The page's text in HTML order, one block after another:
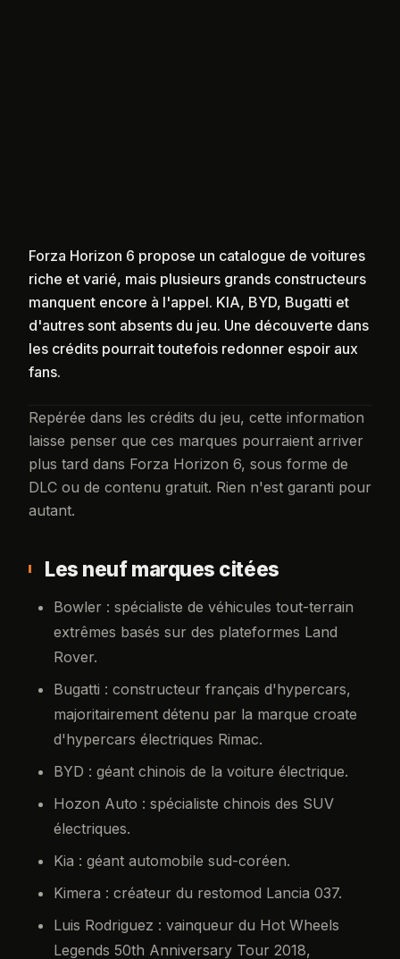
Forza Horizon 6 propose un catalogue de voitures
riche et varié, mais plusieurs grands constructeurs
manquent encore à l'appel. KIA, BYD, Bugatti et
d'autres sont absents du jeu. Une découverte dans
les crédits pourrait toutefois redonner espoir aux
fans.
Repérée dans les crédits du jeu, cette information
laisse penser que ces marques pourraient arriver
plus tard dans Forza Horizon 6, sous forme de
DLC ou de contenu gratuit. Rien n'est garanti pour
autant.
Les neuf marques citées
Bowler : spécialiste de véhicules tout-terrain
extrêmes basés sur des plateformes Land
Rover.
Bugatti : constructeur français d'hypercars,
majoritairement détenu par la marque croate
d'hypercars électriques Rimac.
BYD : géant chinois de la voiture électrique.
Hozon Auto : spécialiste chinois des SUV
électriques.
Kia : géant automobile sud-coréen.
Kimera : créateur du restomod Lancia 037.
Luis Rodriguez : vainqueur du Hot Wheels
Legends 50th Anniversary Tour 2018,